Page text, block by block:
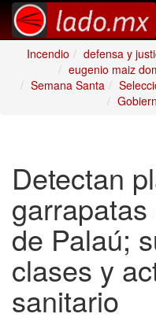
Incendio
defensa y
eugenio maiz
Semana Santa
Detectan
de Palaú;
clases y
sanitario